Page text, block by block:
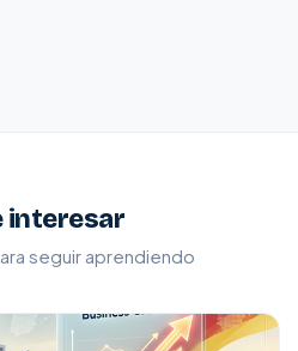
interesar
seguir aprendiendo